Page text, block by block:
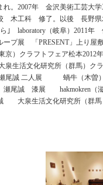
。2007年 金沢美術工芸大
木工科 修了。以後 長野県
｣ laboratory（岐阜）2011
展 「PRESENT」上り屋
クラフトフェア松本2012
生活文化研究所（群馬）ク
瀬尾誠 二人展 蝸牛（木
尾誠 漆展 hakmokren（
大泉生活文化研究所（群馬